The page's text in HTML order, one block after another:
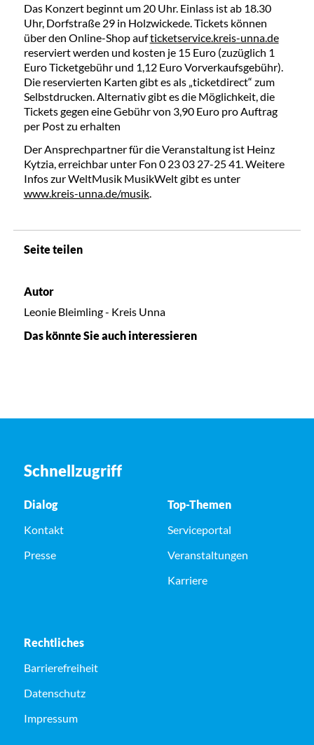
Das Konzert beginnt um 20 Uhr. Einlass ist ab 18.30
Uhr, Dorfstraße 29 in Holzwickede. Tickets können
über den Online-Shop aufticketservice.kreis-unna.de
reserviert werden und kosten je 15 Euro (zuzüglich 1
Euro Ticketgebühr und 1,12 Euro Vorverkaufsgebühr).
Die reservierten Karten gibt es als „ticketdirect“ zum
Selbstdrucken. Alternativ gibt es die Möglichkeit, die
Tickets gegen eine Gebühr von 3,90 Euro pro Auftrag
per Post zu erhalten
Der Ansprechpartner für die Veranstaltung ist Heinz
Kytzia, erreichbar unter Fon 0 23 03 27-25 41. Weitere
Infos zur WeltMusik MusikWelt gibt es unter
www.kreis-unna.de/musik.
Seite teilen
Autor
Leonie Bleimling - Kreis Unna
Das könnte Sie auch interessieren
Schnellzugriff
Dialog
Kontakt
Presse
Top-Themen
Serviceportal
Veranstaltungen
Karriere
Rechtliches
Barrierefreiheit
Datenschutz
Impressum